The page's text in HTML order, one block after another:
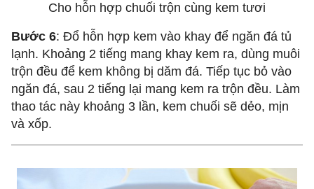
Cho hỗn hợp chuối trộn cùng kem tươi
Bước 6: Đổ hỗn hợp kem vào khay để ngăn đá tủ
lạnh. Khoảng 2 tiếng mang khay kem ra, dùng muôi
trộn đều để kem không bị dăm đá. Tiếp tục bỏ vào
ngăn đá, sau 2 tiếng lại mang kem ra trộn đều. Làm
thao tác này khoảng 3 lần, kem chuối sẽ dẻo, mịn
và xốp.